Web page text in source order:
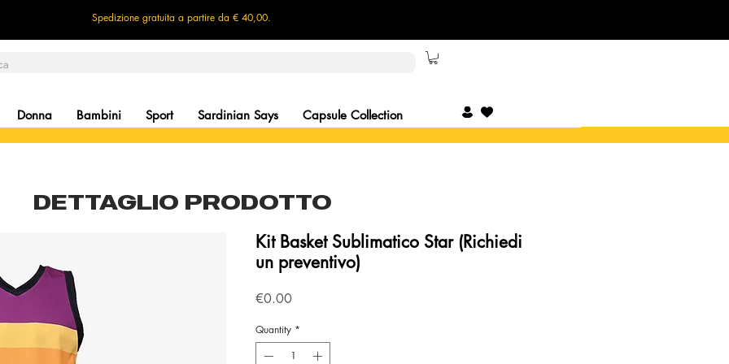
Spedizione gratuita a partire da € 40,00.
Donna Bambini Sport Sardinian Says Capsule Collection
DETTAGLIO PRODOTTO
Kit Basket Sublimatico Star (Richiedi
un preventivo)
€0.00Price
Quantity *